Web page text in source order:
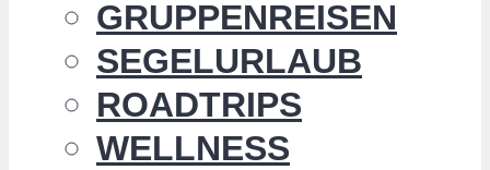
GRUPPENREISEN
SEGELURLAUB
ROADTRIPS
WELLNESS